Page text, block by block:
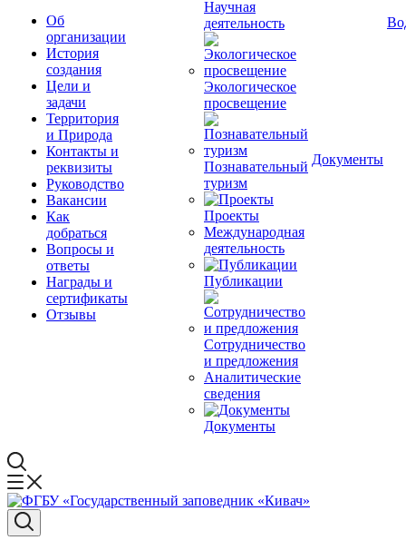
Об
организации
История
создания
Цели и
задачи
Территория
и Природа
Контакты и
реквизиты
Руководство
Вакансии
Как
добраться
Вопросы и
ответы
Награды и
сертификаты
Отзывы
Научная
деятельность
Экологическое
просвещение
Познавательный
туризм
Проекты
Международная
деятельность
Публикации
Сотрудничество
и предложения
Аналитические
сведения
Документы
Документы